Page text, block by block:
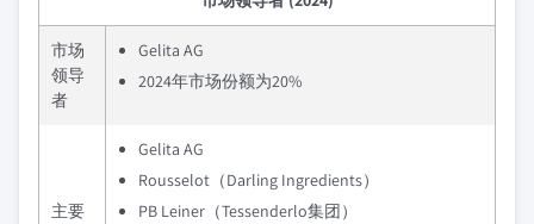
市场
领导
者
Gelita AG
2024年市场份额为20%
主要
Gelita AG
Rousselot（Darling Ingredients）
PB Leiner（Tessenderlo集团）